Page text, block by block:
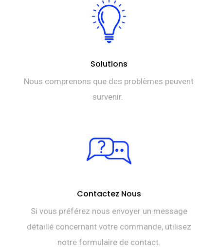
Solutions
Nous comprenons que des problèmes peuvent
survenir.
Contactez Nous
Si vous préférez nous envoyer un message
détaillé concernant votre commande, utilisez
notre formulaire de contact.